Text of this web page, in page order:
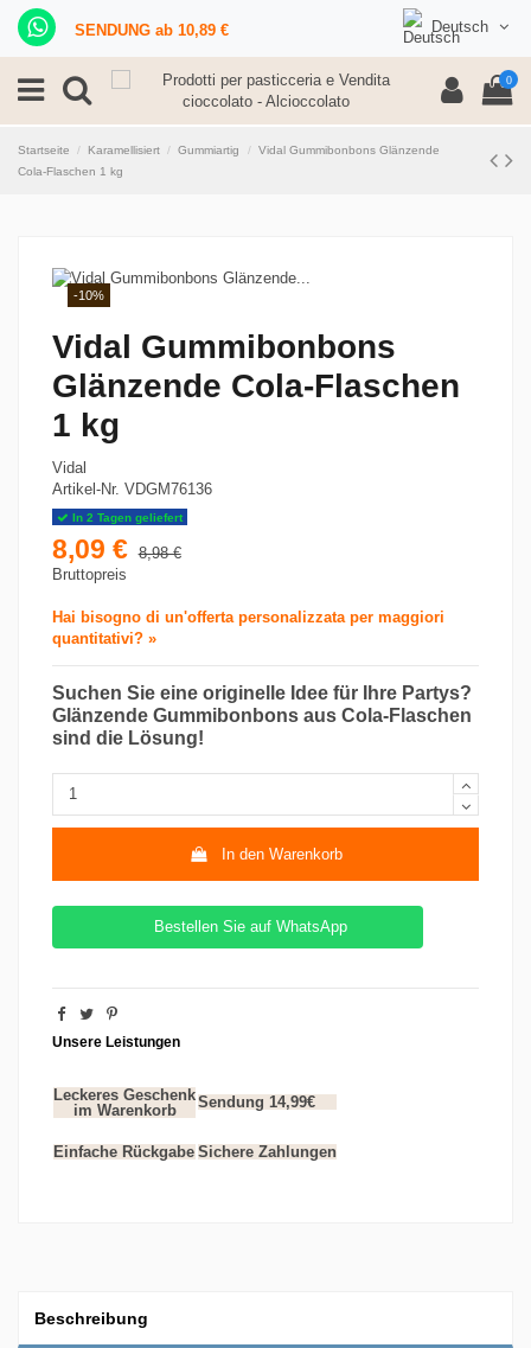
SENDUNG ab 10,89 € Deutsch
0
Startseite Karamellisiert Gummiartig
Vidal Gummibonbons Glänzende
Cola-Flaschen 1 kg
-10%
Vidal Gummibonbons
Glänzende Cola-Flaschen
1 kg
Vidal
Artikel-Nr. VDGM76136
In 2 Tagen geliefert
8,09 € 8,98 €
Bruttopreis
Hai bisogno di un'offerta personalizzata per maggiori
quantitativi? »
Suchen Sie eine originelle Idee für Ihre Partys?
Glänzende Gummibonbons aus Cola-Flaschen
sind die Lösung!
In den Warenkorb
Bestellen Sie auf WhatsApp
Unsere Leistungen
Leckeres Geschenk
im Warenkorb
Sendung 14,99€
Einfache Rückgabe Sichere Zahlungen
Beschreibung